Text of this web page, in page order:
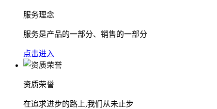
服务理念
服务是产品的一部分、销售的一部分
点击进入
资质荣誉
在追求进步的路上,我们从未止步